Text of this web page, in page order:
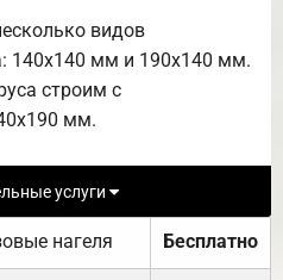
видов
140х140 мм и 190х140 мм.
строим с
мм.
услуги
нагеля Бесплатно